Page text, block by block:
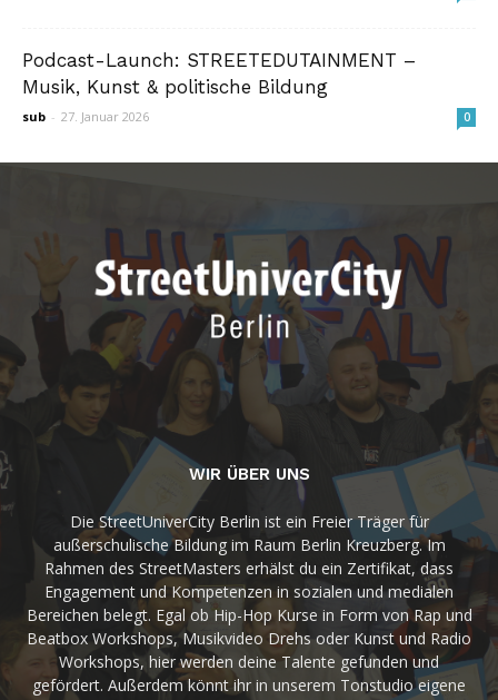
Podcast-Launch: STREETEDUTAINMENT –
Musik, Kunst & politische Bildung
sub - 27. Januar 2026 0
WIR ÜBER UNS
Die StreetUniverCity Berlin ist ein Freier Träger für
außerschulische Bildung im Raum Berlin Kreuzberg. Im
Rahmen des StreetMasters erhälst du ein Zertifikat, dass
Engagement und Kompetenzen in sozialen und medialen
Bereichen belegt. Egal ob Hip-Hop Kurse in Form von Rap und
Beatbox Workshops, Musikvideo Drehs oder Kunst und Radio
Workshops, hier werden deine Talente gefunden und
gefördert. Außerdem könnt ihr in unserem Tonstudio eigene